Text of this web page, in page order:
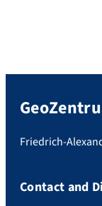
Friedrich-
Contact and